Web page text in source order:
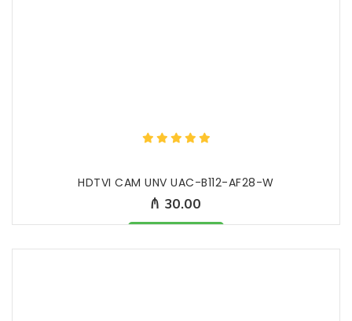
HDTVI CAM UNV UAC-B112-AF28-W
₼ 30.00
Məhsul mövcuddur